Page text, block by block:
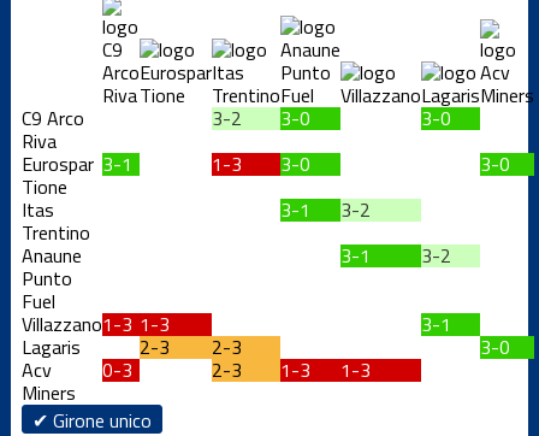
C9 Arco
Riva
3-2 3-0
3-0
Eurospar
Tione
3-1 1-3 3-0
3-0
Itas
Trentino
3-1
3-2
Anaune
Punto
Fuel
3-1 3-2
Villazzano1-3 1-3 3-1
Lagaris 2-3 2-3 3-0
Acv
Miners
0-3 2-3 1-3
1-3
✔ Girone unico